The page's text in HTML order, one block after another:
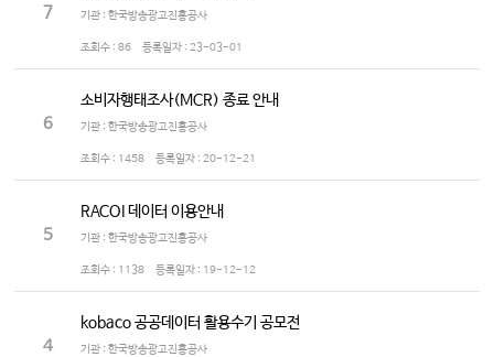
7 기관 : 한국방송광고진흥공사
조회수 : 86 등록일자 : 23-03-01
6
소비자행태조사(MCR) 종료 안내
기관 : 한국방송광고진흥공사
조회수 : 1458 등록일자 : 20-12-21
5
RACOI 데이터 이용안내
기관 : 한국방송광고진흥공사
조회수 : 1138 등록일자 : 19-12-12
4
kobaco 공공데이터 활용수기 공모전
기관 : 한국방송광고진흥공사